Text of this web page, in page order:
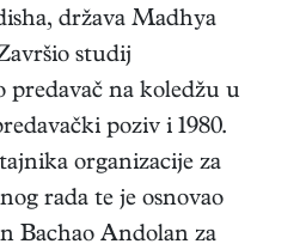
država Madhya
studij
na koledžu u
poziv i 1980.
organizacije za
rada te je osnovao
Bachao Andolan za